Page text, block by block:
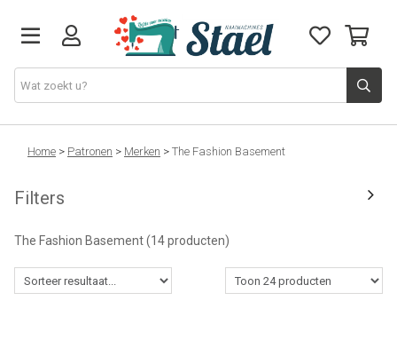
Machines
Accessoires
Naaigaren
Stoffen
Home > Patronen > Merken > The Fashion Basement
Filters
The Fashion Basement(14 producten)